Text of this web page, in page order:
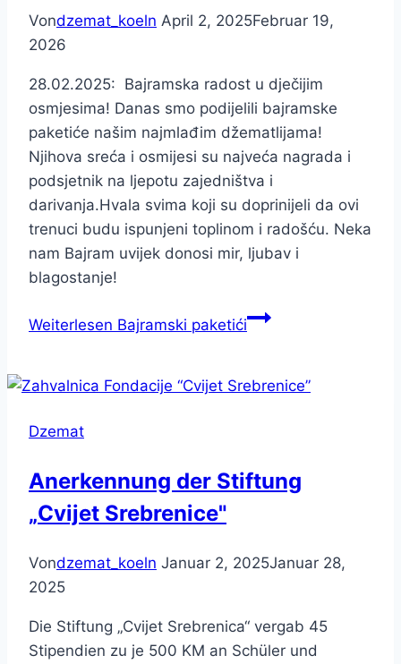
Vondzemat_koeln April 2, 2025Februar 19,
2026
28.02.2025: Bajramska radost u dječijim
osmjesima! Danas smo podijelili bajramske
paketiće našim najmlađim džematlijama!
Njihova sreća i osmijesi su najveća nagrada i
podsjetnik na ljepotu zajedništva i
darivanja.Hvala svima koji su doprinijeli da ovi
trenuci budu ispunjeni toplinom i radošću. Neka
nam Bajram uvijek donosi mir, ljubav i
blagostanje!
Weiterlesen Bajramski paketići
Dzemat
Anerkennung der Stiftung
„Cvijet Srebrenice"
Vondzemat_koeln Januar 2, 2025Januar 28,
2025
Die Stiftung „Cvijet Srebrenica“ vergab 45
Stipendien zu je 500 KM an Schüler und